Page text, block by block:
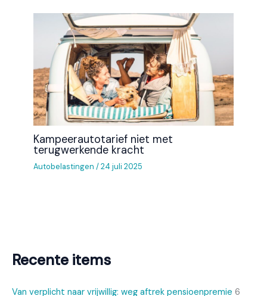
Recente items
Van verplicht naar vrijwillig: weg aftrek pensioenpremie 6
Kampeerautotarief niet met
terugwerkende kracht
Autobelastingen /24 juli 2025